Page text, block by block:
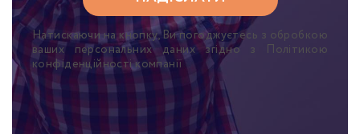
Натискаючи на кнопку, Ви погоджуєтесь з обробкою
ваших персональних даних згідно з Політикою
конфіденційності компанії